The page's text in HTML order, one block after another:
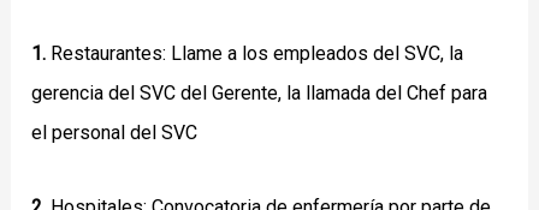
1. Restaurantes: Llame a los empleados del SVC, la
gerencia del SVC del Gerente, la llamada del Chef para
el personal del SVC